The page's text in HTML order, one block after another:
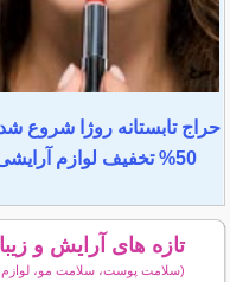
حراج تابستانه روژا شروع
50% تخفیف لوازم آرایشی
تازه های آرایش و
(سلامت پوست، سلامت مو،